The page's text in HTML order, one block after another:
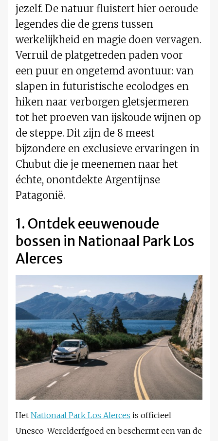
jezelf. De natuur fluistert hier oeroude
legendes die de grens tussen
werkelijkheid en magie doen vervagen.
Verruil de platgetreden paden voor
een puur en ongetemd avontuur: van
slapen in futuristische ecolodges en
hiken naar verborgen gletsjermeren
tot het proeven van ijskoude wijnen op
de steppe. Dit zijn de 8 meest
bijzondere en exclusieve ervaringen in
Chubut die je meenemen naar het
échte, onontdekte Argentijnse
Patagonië.
1. Ontdek eeuwenoude
bossen in Nationaal Park Los
Alerces
Het Nationaal Park Los Alerces is officieel
Unesco-Werelderfgoed en beschermt een van de